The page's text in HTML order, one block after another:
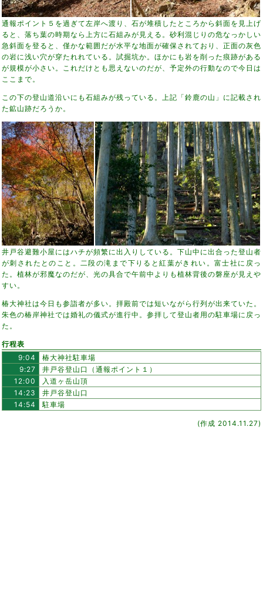
通報ポイント５を過ぎて左岸へ渡り、石が堆積したところから斜面を見上げ
ると、落ち葉の時期なら上方に石組みが見える。砂利混じりの危なっかしい
急斜面を登ると、僅かな範囲だが水平な地面が確保されており、正面の灰色
の岩に浅い穴が穿たれれている。試掘坑か。ほかにも岩を削った痕跡がある
が規模が小さい。これだけとも思えないのだが、予定外の行動なので今日は
ここまで。
この下の登山道沿いにも石組みが残っている。上記「鈴鹿の山」に記載され
た鉱山跡だろうか。
井戸谷避難小屋にはハチが頻繁に出入りしている。下山中に出合った登山者
が刺されたとのこと。二段の滝まで下りると紅葉がきれい。富士社に戻っ
た。植林が邪魔なのだが、光の具合で午前中よりも植林背後の磐座が見えや
すい。
椿大神社は今日も参詣者が多い。拝殿前では短いながら行列が出来ていた。
朱色の椿岸神社では婚礼の儀式が進行中。参拝して登山者用の駐車場に戻っ
た。
行程表
9:04
椿大神社駐車場
9:27
井戸谷登山口（通報ポイント１）
12:00
入道ヶ岳山頂
14:23
井戸谷登山口
14:54
駐車場
(作成 2014.11.27)